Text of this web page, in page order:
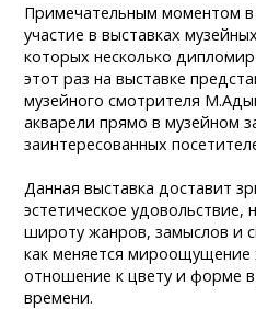
Примечательным моментом в
участие в выставках
которых несколько
этот раз на выставке
музейного смотрителя
акварели прямо в музейном
заинтересованных
Данная выставка доставит
эстетическое
широту жанров, замыслов и
как меняется мироощущение
отношение к цвету и форме
времени.